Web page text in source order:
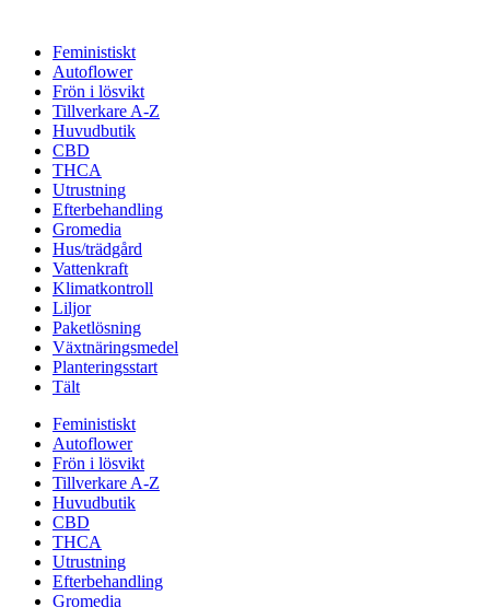
Feministiskt
Autoflower
Frön i lösvikt
Tillverkare A-Z
Huvudbutik
CBD
THCA
Utrustning
Efterbehandling
Gromedia
Hus/trädgård
Vattenkraft
Klimatkontroll
Liljor
Paketlösning
Växtnäringsmedel
Planteringsstart
Tält
Feministiskt
Autoflower
Frön i lösvikt
Tillverkare A-Z
Huvudbutik
CBD
THCA
Utrustning
Efterbehandling
Gromedia